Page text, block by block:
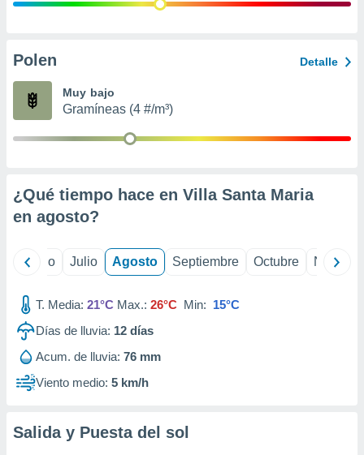
publicidad
de
Polen Detalle
Muy bajo
Gramíneas (4 #/m³)
¿Qué tiempo hace en Villa Santa Maria
en agosto?
Junio Julio Agosto Septiembre Octubre
T. Media: 21°C Max.: 26°C Min: 15°C
Días de lluvia: 12 días
Acum. de lluvia: 76 mm
Viento medio: 5 km/h
Salida y Puesta del sol